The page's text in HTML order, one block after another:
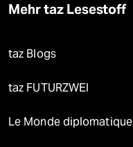
Mehr taz Lesestoff
taz Blogs
taz FUTURZWEI
Le Monde diplomatique